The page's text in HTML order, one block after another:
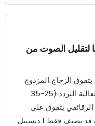
الصوت من
الزجاج المزدوج
القياسي في الضوضاء المتوسطة والعالية التردد (25-35
يتفوق على
الضوضاء ذات التردد المنخفض ولكنه قد يضيف فقط 1 ديسيبل